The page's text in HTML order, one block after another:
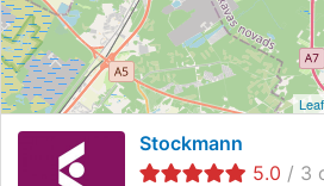
Stockmann
5.0 / 3